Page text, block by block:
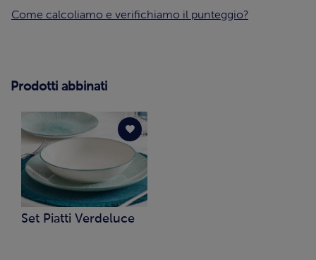
Come calcoliamo e verifichiamo il punteggio?
Prodotti abbinati
Set Piatti Verdeluce